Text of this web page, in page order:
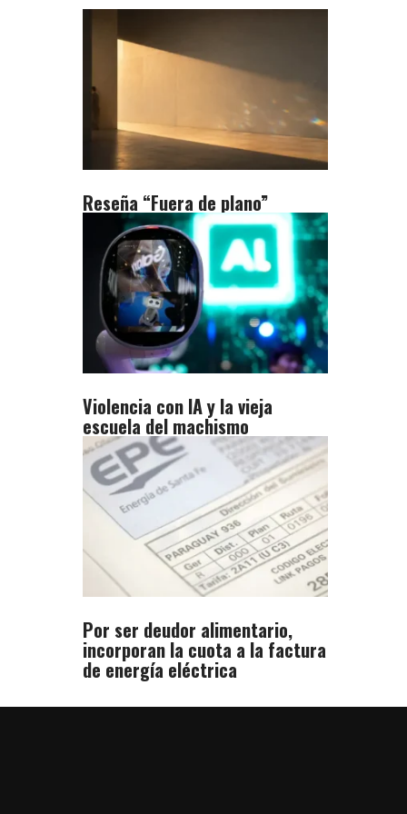
Reseña “Fuera de plano”
Violencia con IA y la vieja
escuela del machismo
Por ser deudor alimentario,
incorporan la cuota a la factura
de energía eléctrica